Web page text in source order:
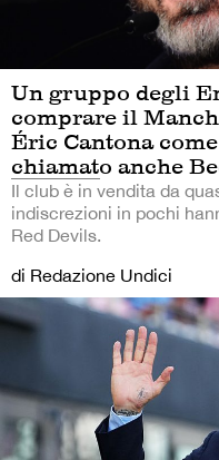
Un gruppo degli
comprare il
Éric Cantona
chiamato anche
Il club è in vendita da
indiscrezioni in pochi
Red Devils.
di Redazione Undici